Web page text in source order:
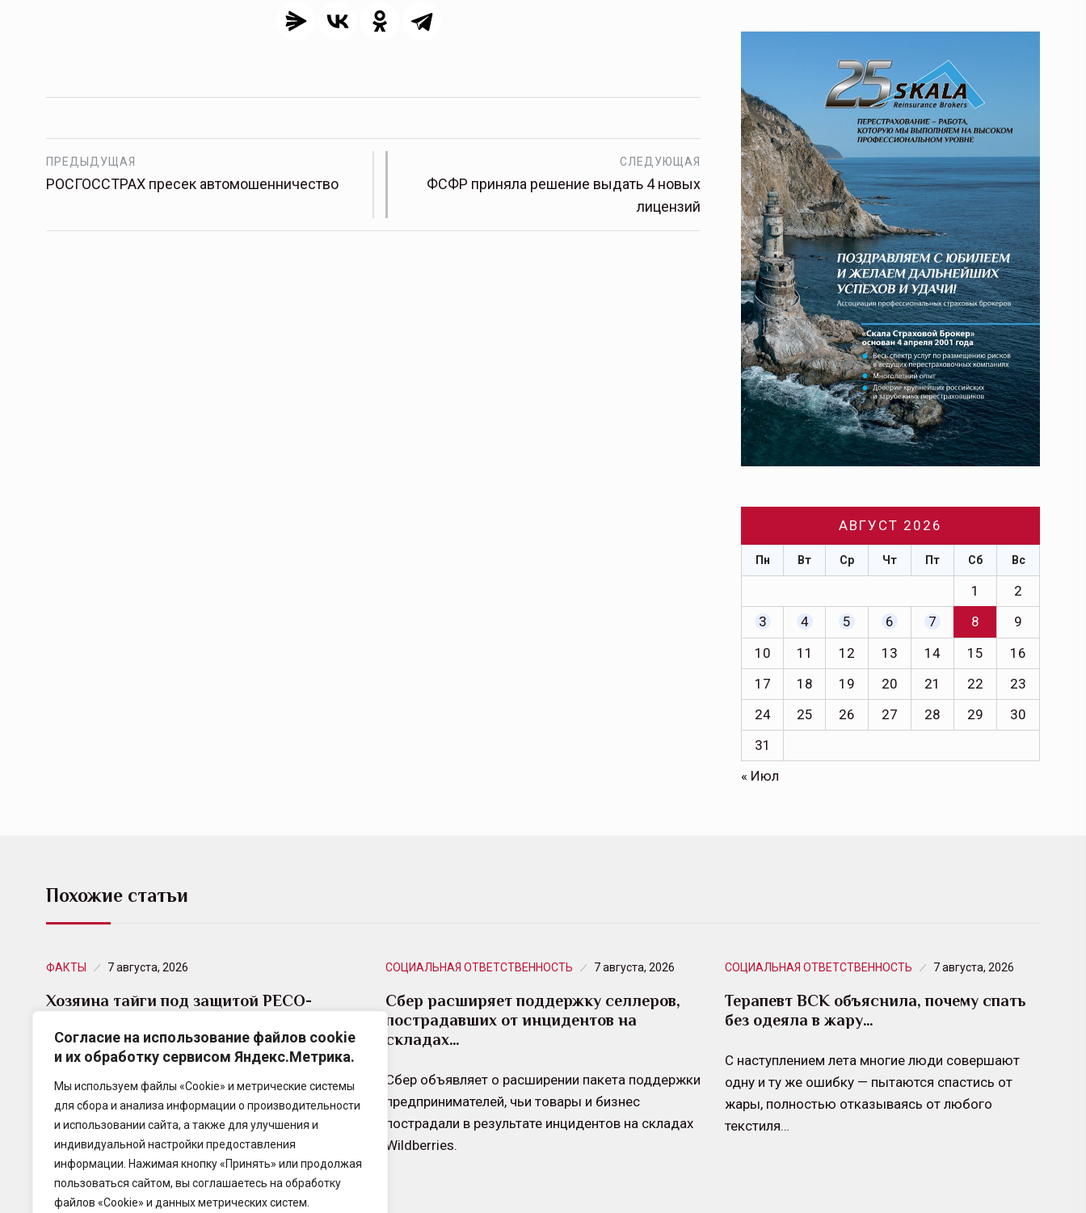
Согласие на использование файлов cookie
и их обработку сервисом Яндекс.Метрика.
Мы используем файлы «Cookie» и метрические системы
для сбора и анализа информации о производительности
и использовании сайта, а также для улучшения и
индивидуальной настройки предоставления
информации. Нажимая кнопку «Принять» или продолжая
пользоваться сайтом, вы соглашаетесь на обработку
файлов «Cookie» и данных метрических систем.
ПРЕДЫДУЩАЯ
РОСГОССТРАХ пресек автомошенничество
СЛЕДУЮЩАЯ
ФСФР приняла решение выдать 4 новых
лицензий
АВГУСТ 2026
Пн Вт Ср Чт Пт Сб Вс
1
2
3
4 5 6 7 8
9
10
11 12 13 14 15
16
17
18 19 20 21 22
23
24
25 26 27 28 29
30
31
« Июл
Похожие статьи
ФАКТЫ 7 августа, 2026
Хозяина тайги под защитой РЕСО-
РЕСО-Гарантия застраховала перевозку 9-
метровой скульптуры лося. Ее установили у реки
Казым в Ханты-Мансийском автономном округе.
СОЦИАЛЬНАЯ ОТВЕТСТВЕННОСТЬ 7 августа, 2026
Сбер расширяет поддержку селлеров,
пострадавших от инцидентов на
складах…
Сбер объявляет о расширении пакета поддержки
предпринимателей, чьи товары и бизнес
пострадали в результате инцидентов на складах
Wildberries.
СОЦИАЛЬНАЯ ОТВЕТСТВЕННОСТЬ 7 августа, 2026
Терапевт ВСК объяснила, почему спать
без одеяла в жару…
С наступлением лета многие люди совершают
одну и ту же ошибку — пытаются спастись от
жары, полностью отказываясь от любого
текстиля…